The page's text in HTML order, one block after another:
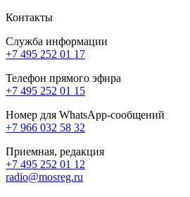
Контакты
Служба информации
+7 495 252 01 17
Телефон прямого эфира
+7 495 252 01 15
Номер для WhatsApp-сообщений
+7 966 032 58 32
Приемная, редакция
+7 495 252 01 12
radio@mosreg.ru